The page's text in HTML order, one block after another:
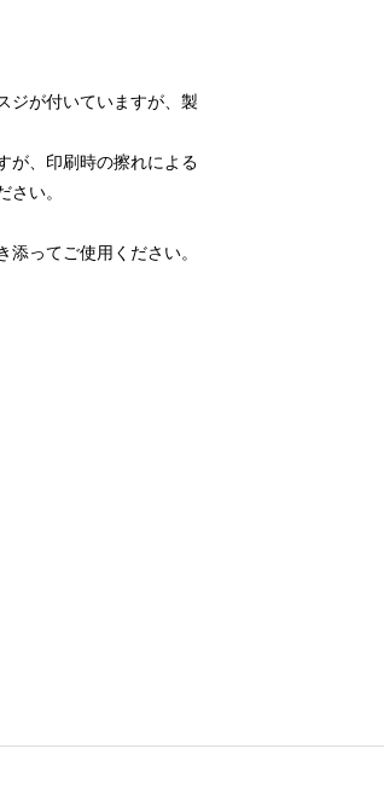
ジが付いていますが、製
が、印刷時の擦れによる
い。
ってご使用ください。